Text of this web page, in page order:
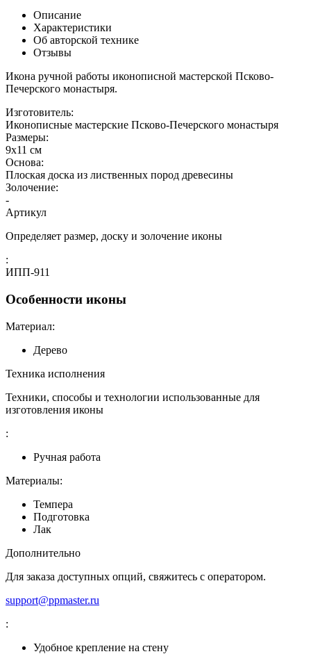
Описание
Характеристики
Об авторской технике
Отзывы
Икона ручной работы иконописной мастерской Псково-
Печерского монастыря.
Изготовитель:
Иконописные мастерские Псково-Печерского монастыря
Размеры:
9х11 см
Основа:
Плоская доска из лиственных пород древесины
Золочение:
-
Артикул
Определяет размер, доску и золочение иконы
:
ИПП-911
Особенности иконы
Материал:
Дерево
Техника исполнения
Техники, способы и технологии использованные для
изготовления иконы
:
Ручная работа
Материалы:
Темпера
Подготовка
Лак
Дополнительно
Для заказа доступных опций, свяжитесь с оператором.
support@ppmaster.ru
:
Удобное крепление на стену